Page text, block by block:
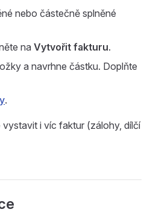
nebo částečně splněné
na Vytvořit fakturu.
a navrhne částku. Doplňte
.
i víc faktur (zálohy, dílčí